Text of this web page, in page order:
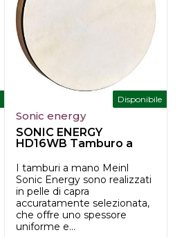
Disponibile
Sonic energy
SONIC ENERGY
HD16WB Tamburo a
I tamburi a mano Meinl
Sonic Energy sono realizzati
in pelle di capra
accuratamente selezionata,
che offre uno spessore
uniforme e...